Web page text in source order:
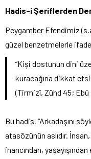
Hadis-i Şeriflerden
Peygamber Efendimiz
güzel benzetmelerle
“Kişi dostunun dini
kuracağına dikkat
(Tirmizî, Zühd 45; Ebû
Bu hadis, “Arkadaşını
atasözünün aslıdır.
inancından,